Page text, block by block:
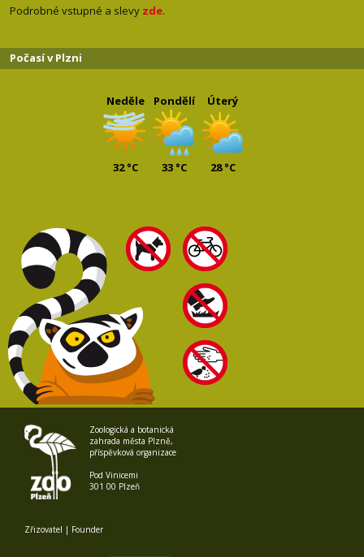
Podrobné vstupné a slevy zde.
Počasí v Plzni
Neděle
32 °C
Pondělí
33 °C
Úterý
28 °C
Zoologická a botanická
zahrada města Plzně,
příspěvková organizace
Pod Vinicemi
301 00 Plzeň
Zřizovatel | Founder